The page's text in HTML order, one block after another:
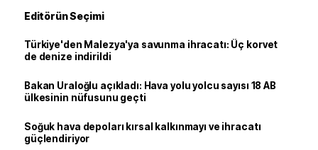
Editörün Seçimi
Türkiye'den Malezya'ya savunma ihracatı: Üç korvet
de denize indirildi
Bakan Uraloğlu açıkladı: Hava yolu yolcu sayısı 18 AB
ülkesinin nüfusunu geçti
Soğuk hava depoları kırsal kalkınmayı ve ihracatı
güçlendiriyor